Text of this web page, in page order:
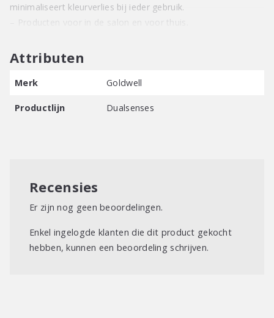
minimaliseert kleurverlies bij ieder gebruik.
– Producten voor in de salon en voor thuis.
Attributen
Merk Goldwell
Productlijn Dualsenses
Recensies
Er zijn nog geen beoordelingen.
Enkel ingelogde klanten die dit product gekocht
hebben, kunnen een beoordeling schrijven.